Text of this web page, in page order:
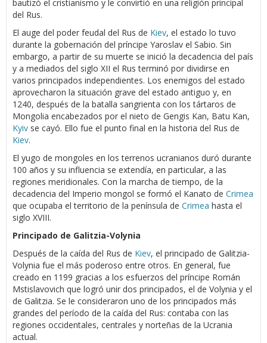
bautizó el cristianismo y le convirtió en una religión principal
del Rus.
El auge del poder feudal del Rus de Kiev, el estado lo tuvo
durante la gobernación del príncipe Yaroslav el Sabio. Sin
embargo, a partir de su muerte se inició la decadencia del país
y a mediados del siglo XII el Rus terminó por dividirse en
varios principados independientes. Los enemigos del estado
aprovecharon la situación grave del estado antiguo y, en
1240, después de la batalla sangrienta con los tártaros de
Mongolia encabezados por el nieto de Gengis Kan, Batu Kan,
Kyiv se cayó. Ello fue el punto final en la historia del Rus de
Kiev.
El yugo de mongoles en los terrenos ucranianos duró durante
100 años y su influencia se extendía, en particular, a las
regiones meridionales. Con la marcha de tiempo, de la
decadencia del Imperio mongol se formó el Kanato de Crimea
que ocupaba el territorio de la península de Crimea hasta el
siglo XVIII.
Principado de Galitzia-Volynia
Después de la caída del Rus de Kiev, el principado de Galitzia-
Volynia fue el más poderoso entre otros. En general, fue
creado en 1199 gracias a los esfuerzos del príncipe Román
Mstislavovich que logró unir dos principados, el de Volynia y el
de Galitzia. Se le consideraron uno de los principados más
grandes del período de la caída del Rus: contaba con las
regiones occidentales, centrales y norteñas de la Ucrania
actual.